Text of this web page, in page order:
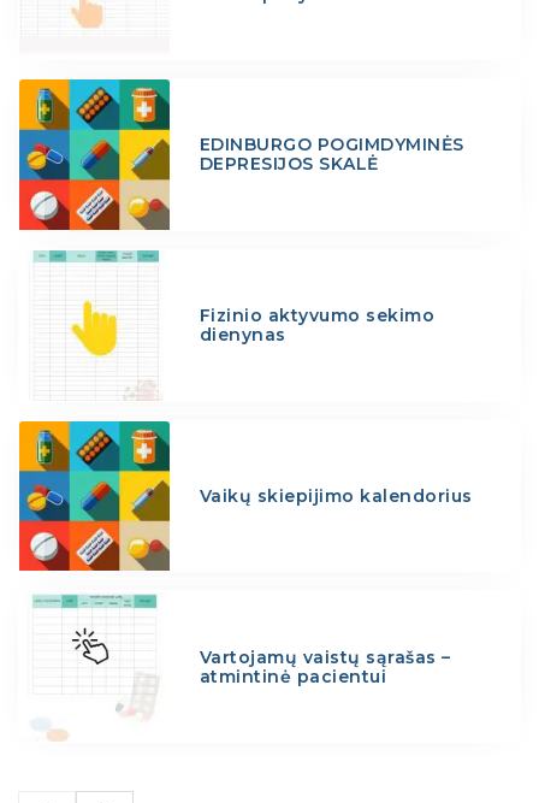
EDINBURGO POGIMDYMINĖS
DEPRESIJOS SKALĖ
Fizinio aktyvumo sekimo
dienynas
Vaikų skiepijimo kalendorius
Vartojamų vaistų sąrašas –
atmintinė pacientui